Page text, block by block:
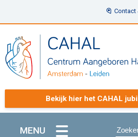
Contact
Bekijk hier het CAHAL
MENU